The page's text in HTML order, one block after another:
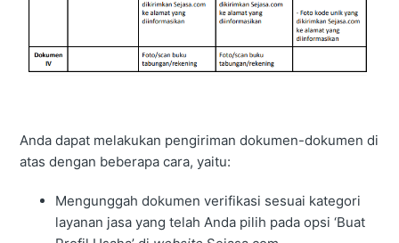
Anda dapat melakukan pengiriman dokumen-dokumen di
atas dengan beberapa cara, yaitu:
Mengunggah dokumen verifikasi sesuai kategori
layanan jasa yang telah Anda pilih pada opsi ‘Buat